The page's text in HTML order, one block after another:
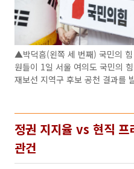
▲박덕흠(왼쪽 세 번째) 국민의
원들이 1일 서울 여의도 국민의
재보선 지역구 후보 공천 결과를
정권 지지율 vs 현직
관건